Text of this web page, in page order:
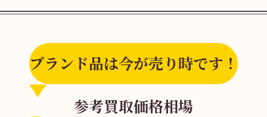
JR円町駅出口(正面にエディオン 円町店が見
える側)を出て、丸太町通りを左へ
ブランド品は今が売り時です！
参考買取価格相場